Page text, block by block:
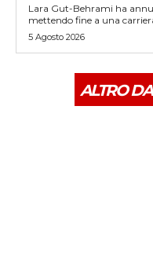
Lara Gut-Behrami ha
mettendo fine a una
5 Agosto 2026
ALTRO